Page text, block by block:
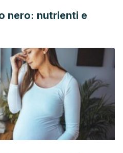
nero: nutrienti e